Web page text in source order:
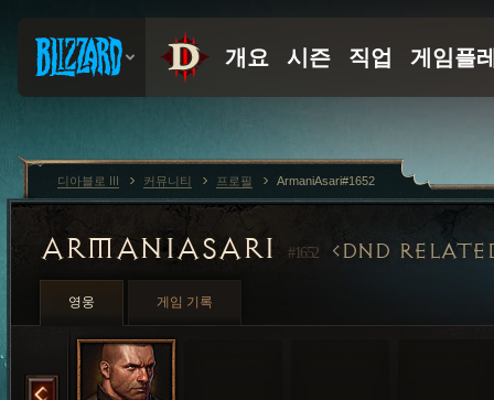
ARMANIASARI #1652 DND
영웅 게임 기록
디아블로 III 커뮤니티 프로필 ArmaniAsari#1652